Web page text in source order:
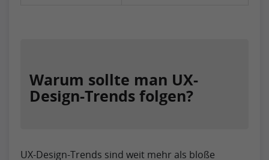
Warum sollte man UX-
Design-Trends folgen?
UX-Design-Trends sind weit mehr als bloße